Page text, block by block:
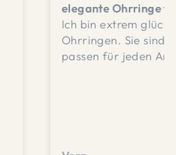
jeden Anlass
mit diesen
elegant und schön und